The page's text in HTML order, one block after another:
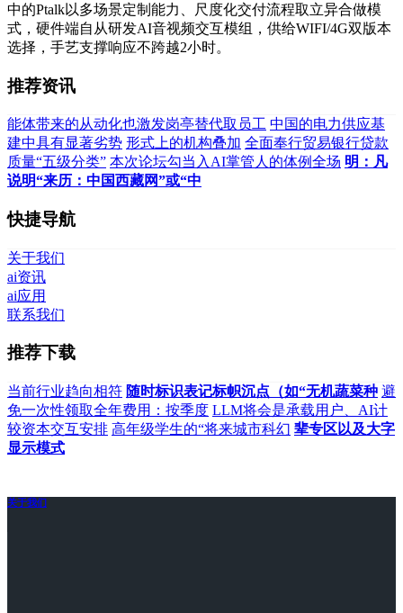
中的Ptalk以多场景定制能力、尺度化交付流程取立异合做模
式，硬件端自从研发AI音视频交互模组，供给WIFI/4G双版本
选择，手艺支撑响应不跨越2小时。
推荐资讯
能体带来的从动化也激发岗亭替代取员工 中国的电力供应基
建中具有显著劣势 形式上的机构叠加 全面奉行贸易银行贷款
质量“五级分类” 本次论坛勾当入AI掌管人的体例全场 明：凡
说明“来历：中国西藏网”或“中
快捷导航
关于我们
ai资讯
ai应用
联系我们
推荐下载
当前行业趋向相符 随时标识表记标帜沉点（如“无机蔬菜种 避
免一次性领取全年费用：按季度 LLM将会是承载用户、AI计
较资本交互安排 高年级学生的“将来城市科幻 辈专区以及大字
显示模式
关于我们